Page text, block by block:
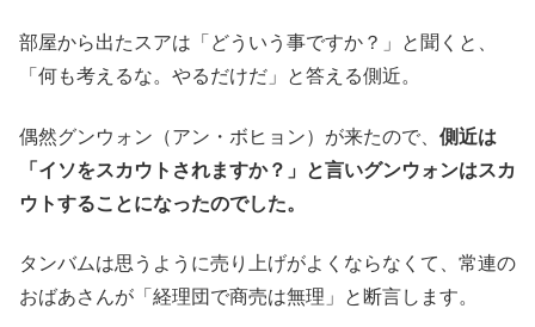
部屋から出たスアは「どういう事ですか？」と聞くと、
「何も考えるな。やるだけだ」と答える側近。
偶然グンウォン（アン・ボヒョン）が来たので、 側近は
「イソをスカウトされますか？」と言いグンウォンはスカ
ウトすることになったのでした。
タンバムは思うように売り上げがよくならなくて、常連の
おばあさんが「経理団で商売は無理」と断言します。